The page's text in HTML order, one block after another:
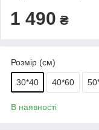
1 490 ₴
Розмір (см)
30*40 40*60
В наявності